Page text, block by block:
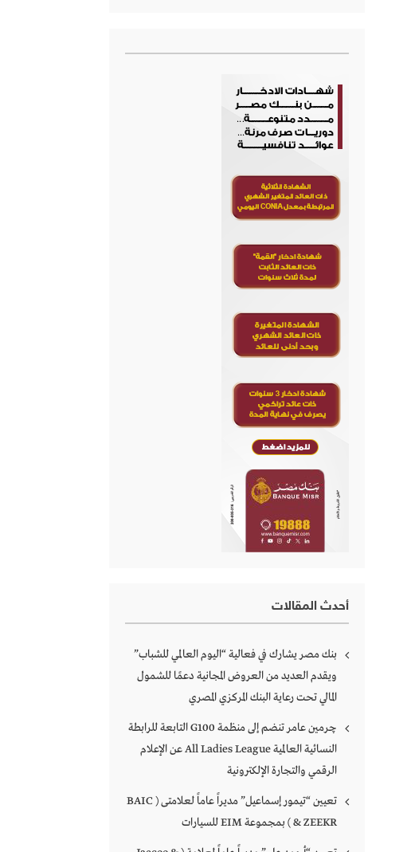
أحدث المقالات
بنك مصر يشارك في فعالية “اليوم العالمي للشباب”
ويقدم العديد من العروض المجانية دعمًا للشمول
المالي تحت رعاية البنك المركزي المصري
چرمين عامر تنضم إلى منظمة G100 التابعة للرابطة
النسائية العالمية All Ladies League عن الإعلام
الرقمي والتجارة الإلكترونية
تعيين “تيمور إسماعيل” مديراً عاماً لعلامتى ( BAIC
& ZEEKR ) بمجموعة EIM للسيارات